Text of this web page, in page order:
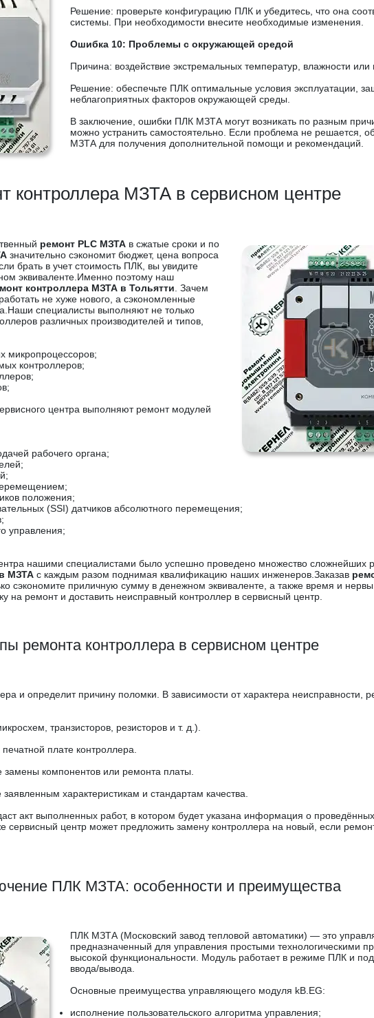
Решение: проверьте конфигурацию ПЛК и убедитесь, что она
системы. При необходимости внесите необходимые изменения.
Ошибка 10: Проблемы с окружающей средой
Причина: воздействие экстремальных температур, влажности
Решение: обеспечьте ПЛК оптимальные условия эксплуатации,
неблагоприятных факторов окружающей среды.
В заключение, ошибки ПЛК МЗТА могут возникать по разным
можно устранить самостоятельно. Если проблема не решается,
МЗТА для получения дополнительной помощи и рекомендаций.
контроллера МЗТА в сервисном центре
ремонт PLC МЗТА в сжатые сроки и по
значительно сэкономит бюджет, цена вопроса
брать в учет стоимость ПЛК, вы увидите
эквиваленте.Именно поэтому наш
контроллера МЗТА в Тольятти . Зачем
не хуже нового, а сэкономленные
специалисты выполняют не только
различных производителей и типов,
микропроцессоров;
контроллеров;
центра выполняют ремонт модулей
рабочего органа;
положения;
(SSI) датчиков абсолютного перемещения;
управления;
нашими специалистами было успешно проведено множество
МЗТА с каждым разом поднимая квалификацию наших инженеров.Заказав
сэкономите приличную сумму в денежном эквиваленте, а также время и
на ремонт и доставить неисправный контроллер в сервисный центр.
ремонта контроллера в сервисном центре
и определит причину поломки. В зависимости от характера неисправности,
транзисторов, резисторов и т. д.).
плате контроллера.
замены компонентов или ремонта платы.
характеристикам и стандартам качества.
акт выполненных работ, в котором будет указана информация о
сервисный центр может предложить замену контроллера на новый, если
ПЛК МЗТА: особенности и преимущества
ПЛК МЗТА (Московский завод тепловой автоматики) — это
предназначенный для управления простыми технологическими
высокой функциональности. Модуль работает в режиме ПЛК и
ввода/вывода.
Основные преимущества управляющего модуля kB.EG:
исполнение пользовательского алгоритма управления;